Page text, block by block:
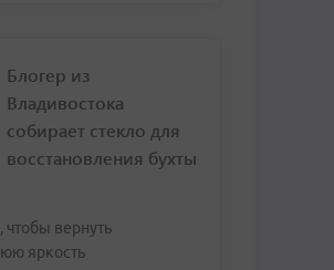
Блогер из
Владивостока
собирает стекло для
восстановления бухты
чтобы вернуть
яркость